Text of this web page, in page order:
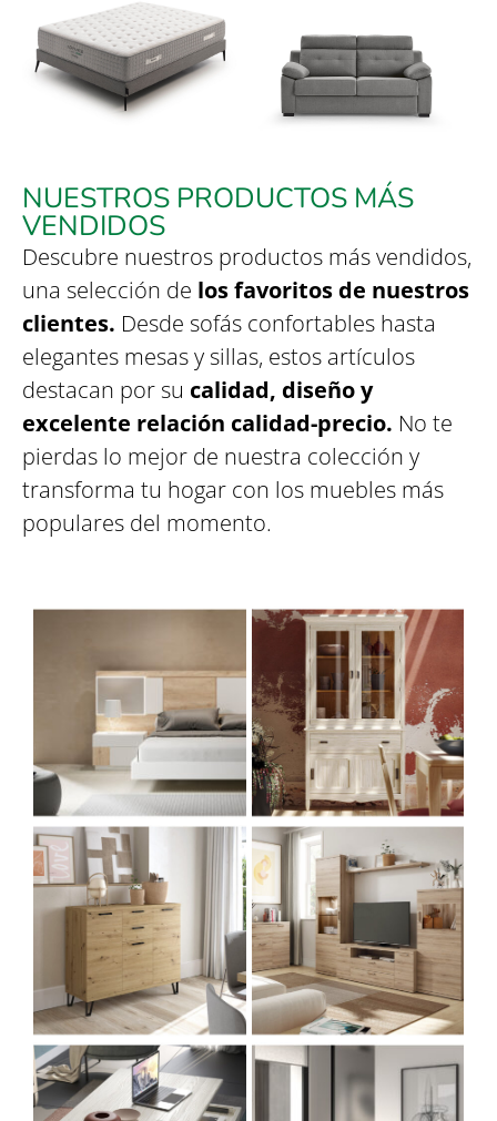
NUESTROS PRODUCTOS MÁS
VENDIDOS
Descubre nuestros productos más vendidos,
una selección de los favoritos de nuestros
clientes. Desde sofás confortables hasta
elegantes mesas y sillas, estos artículos
destacan por su calidad, diseño y
excelente relación calidad-precio. No te
pierdas lo mejor de nuestra colección y
transforma tu hogar con los muebles más
populares del momento.